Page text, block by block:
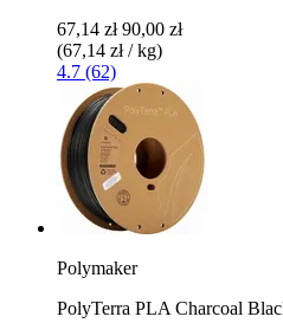
67,14 zł 90,00 zł
(67,14 zł / kg)
4.7 (62)
Polymaker
PolyTerra PLA Charcoal